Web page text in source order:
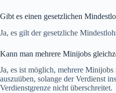
Gibt es einen gesetzlichen
Ja, es gilt der gesetzliche
Kann man mehrere Minijobs
Ja, es ist möglich, mehrere Minijobs
auszuüben, solange der Verdienst
Verdienstgrenze nicht überschreitet.